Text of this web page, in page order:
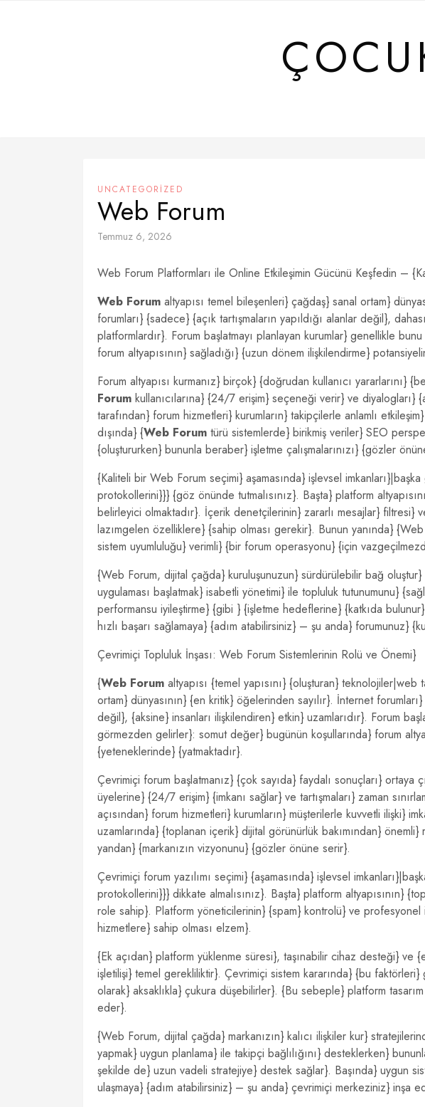
UNCATEGORIZED
Web Forum
Temmuz 6, 2026
Web Forum Platformları ile Online Etkileşimin Gücünü Keşfedin –
Web Forum altyapısı temel bileşenleri} çağdaş} sanal ortam}
forumları} {sadece} {açık tartışmaların yapıldığı alanlar değil},
platformlardır}. Forum başlatmayı planlayan kurumlar} genellikle
forum altyapısının} sağladığı} {uzun dönem ilişkilendirme}
Forum altyapısı kurmanız} birçok} {doğrudan kullanıcı yararlarını}
Forum kullanıcılarına} {24/7 erişim} seçeneği verir} ve diyalogları}
tarafından} forum hizmetleri} kurumların} takipçilerle anlamlı
dışında} {Web Forum türü sistemlerde} birikmiş veriler} SEO
{oluştururken} bununla beraber} işletme çalışmalarınızı} {gözler
{Kaliteli bir Web Forum seçimi} aşamasında} işlevsel
protokollerini}}} {göz önünde tutmalısınız}. Başta} platform
belirleyici olmaktadır}. İçerik denetçilerinin} zararlı mesajlar} filtresi}
lazımgelen özelliklere} {sahip olması gerekir}. Bunun yanında}
sistem uyumluluğu} verimli} {bir forum operasyonu} {için
{Web Forum, dijital çağda} kuruluşunuzun} sürdürülebilir bağ
uygulaması başlatmak} isabetli yönetimi} ile topluluk tutunumunu}
performansu iyileştirme} {gibi } {işletme hedeflerine} {katkıda
hızlı başarı sağlamaya} {adım atabilirsiniz} – şu anda} forumunuz}
Çevrimiçi Topluluk İnşası: Web Forum Sistemlerinin Rolü ve Önemi}
{Web Forum altyapısı {temel yapısını} {oluşturan}
ortam} dünyasının} {en kritik} öğelerinden sayılır}. İnternet
değil}, {aksine} insanları ilişkilendiren} etkin} uzamlarıdır}. Forum
görmezden gelirler}: somut değer} bugünün koşullarında} forum
{yeteneklerinde} {yatmaktadır}.
Çevrimiçi forum başlatmanız} {çok sayıda} faydalı sonuçları} ortaya
üyelerine} {24/7 erişim} {imkanı sağlar} ve tartışmaları} zaman
açısından} forum hizmetleri} kurumların} müşterilerle kuvvetli ilişki}
uzamlarında} {toplanan içerik} dijital görünürlük bakımından}
yandan} {markanızın vizyonunu} {gözler önüne serir}.
Çevrimiçi forum yazılımı seçimi} {aşamasında} işlevsel
protokollerini}}} dikkate almalısınız}. Başta} platform altyapısının}
role sahip}. Platform yöneticilerinin} {spam} kontrolü} ve profesyonel
hizmetlere} sahip olması elzem}.
{Ek açıdan} platform yüklenme süresi}, taşınabilir cihaz desteği} ve
işletilişi} temel gerekliliktir}. Çevrimiçi sistem kararında} {bu
olarak} aksaklıkla} çukura düşebilirler}. {Bu sebeple} platform
eder}.
{Web Forum, dijital çağda} markanızın} kalıcı ilişkiler kur}
yapmak} uygun planlama} ile takipçi bağlılığını} desteklerken}
şekilde de} uzun vadeli stratejiye} destek sağlar}. Başında} uygun
ulaşmaya} {adım atabilirsiniz} – şu anda} çevrimiçi merkeziniz} inşa